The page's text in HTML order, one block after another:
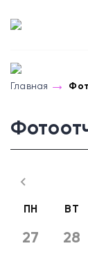
Главная
ПН ВТ
27 28